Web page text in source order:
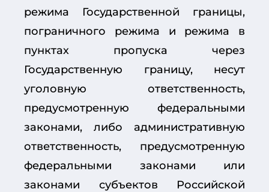
режима Государственной границы,
пограничного режима и режима в
пунктах пропуска через
Государственную границу, несут
уголовную ответственность,
предусмотренную федеральными
законами, либо административную
ответственность, предусмотренную
федеральными законами или
законами субъектов Российской